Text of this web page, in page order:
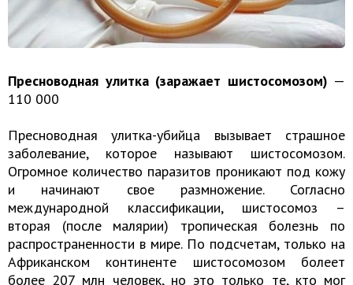
Пресноводная улитка (заражает шистосомозом) —
110 000
Пресноводная улитка-убийца вызывает страшное
заболевание, которое называют шистосомозом.
Огромное количество паразитов проникают под кожу
и начинают свое размножение. Согласно
международной классификации, шистосомоз –
вторая (после малярии) тропическая болезнь по
распространенности в мире. По подсчетам, только на
Африканском континенте шистосомозом болеет
более 207 млн человек, но это только те, кто мог